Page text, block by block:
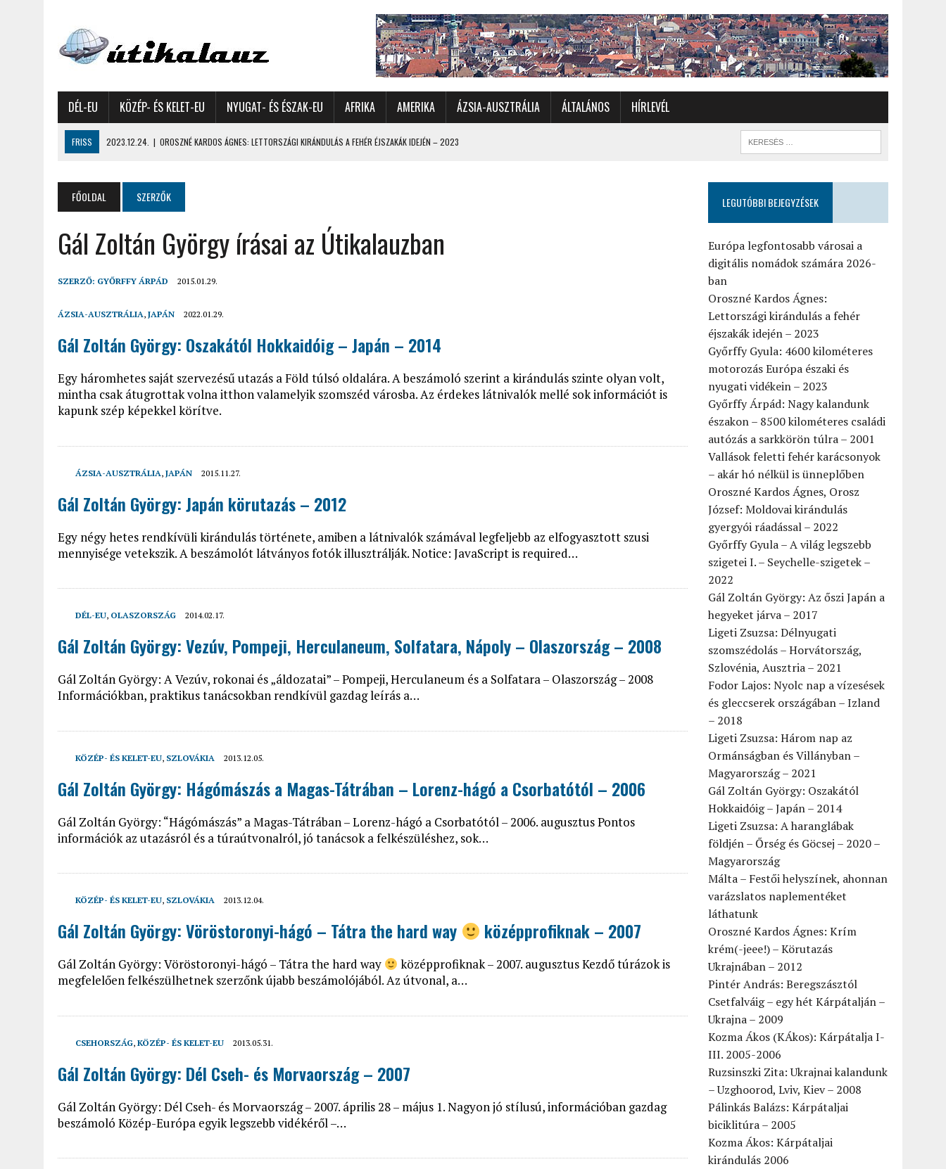
DÉL-EU KÖZÉP- ÉS KELET-EU NYUGAT- ÉS ÉSZAK-EU AFRIKA AMERIKA ÁZSIA-AUSZTRÁLIA ÁLTALÁNOS HÍRLEVÉL
FRISS 2023.12.24. | OROSZNÉ KARDOS ÁGNES: LETTORSZÁGI KIRÁNDULÁS A FEHÉR ÉJSZAKÁK IDEJÉN – 2023
2023.11.17.
GYŐRFFY ÁRPÁD: NAGY KALANDUNK ÉSZAKON – 8500 KILOMÉTERES CSALÁDI AUTÓZÁS A SARKKÖRÖN TÚLRA – 2001
2022.12.21. | VALLÁSOK FELETTI FEHÉR KARÁCSONYOK – AKÁR HÓ NÉLKÜL IS ÜNNEPLŐBEN
2022.12.11.
OROSZNÉ KARDOS ÁGNES, OROSZ JÓZSEF: MOLDOVAI KIRÁNDULÁS GYERGYÓI RÁADÁSSAL – 2022
2022.03.08. | GYŐRFFY GYULA – A VILÁG LEGSZEBB SZIGETEI I. – SEYCHELLE-SZIGETEK – 2022
2022.02.26. | GÁL ZOLTÁN GYÖRGY: AZ ŐSZI JAPÁN A HEGYEKET JÁRVA – 2017
2026.04.01. | EURÓPA LEGFONTOSABB VÁROSAI A DIGITÁLIS NOMÁDOK SZÁMÁRA 2026-BAN
FŐOLDAL SZERZŐK
Gál Zoltán György írásai az Útikalauzban
SZERZŐ: GYŐRFFY ÁRPÁD 2015.01.29.
ÁZSIA-AUSZTRÁLIA, JAPÁN 2022.01.29.
Gál Zoltán György: Oszakától Hokkaidóig – Japán – 2014
Egy háromhetes saját szervezésű utazás a Föld túlsó oldalára. A beszámoló szerint a kirándulás szinte olyan volt,
mintha csak átugrottak volna itthon valamelyik szomszéd városba. Az érdekes látnivalók mellé sok információt is
kapunk szép képekkel körítve.
ÁZSIA-AUSZTRÁLIA, JAPÁN 2015.11.27.
Gál Zoltán György: Japán körutazás – 2012
Egy négy hetes rendkívüli kirándulás története, amiben a látnivalók számával legfeljebb az elfogyasztott szusi
mennyisége vetekszik. A beszámolót látványos fotók illusztrálják. Notice: JavaScript is required…
DÉL-EU, OLASZORSZÁG 2014.02.17.
Gál Zoltán György: Vezúv, Pompeji, Herculaneum, Solfatara, Nápoly – Olaszország – 2008
Gál Zoltán György: A Vezúv, rokonai és „áldozatai” – Pompeji, Herculaneum és a Solfatara – Olaszország – 2008
Információkban, praktikus tanácsokban rendkívül gazdag leírás a…
KÖZÉP- ÉS KELET-EU, SZLOVÁKIA 2013.12.05.
Gál Zoltán György: Hágómászás a Magas-Tátrában – Lorenz-hágó a Csorbatótól – 2006
Gál Zoltán György: “Hágómászás” a Magas-Tátrában – Lorenz-hágó a Csorbatótól – 2006. augusztus Pontos
információk az utazásról és a túraútvonalról, jó tanácsok a felkészüléshez, sok…
KÖZÉP- ÉS KELET-EU, SZLOVÁKIA 2013.12.04.
Gál Zoltán György: Vöröstoronyi-hágó – Tátra the hard way középprofiknak – 2007
Gál Zoltán György: Vöröstoronyi-hágó – Tátra the hard way
középprofiknak – 2007. augusztus Kezdő túrázok is
megfelelően felkészülhetnek szerzőnk újabb beszámolójából. Az útvonal, a…
CSEHORSZÁG, KÖZÉP- ÉS KELET-EU 2013.05.31.
Gál Zoltán György: Dél Cseh- és Morvaország – 2007
Gál Zoltán György: Dél Cseh- és Morvaország – 2007. április 28 – május 1. Nagyon jó stílusú, információban gazdag
beszámoló Közép-Európa egyik legszebb vidékéről –…
LEGUTÓBBI BEJEGYZÉSEK
Európa legfontosabb városai a
digitális nomádok számára 2026-
ban
Oroszné Kardos Ágnes:
Lettországi kirándulás a fehér
éjszakák idején – 2023
Győrffy Gyula: 4600 kilométeres
motorozás Európa északi és
nyugati vidékein – 2023
Győrffy Árpád: Nagy kalandunk
északon – 8500 kilométeres családi
autózás a sarkkörön túlra – 2001
Vallások feletti fehér karácsonyok
– akár hó nélkül is ünneplőben
Oroszné Kardos Ágnes, Orosz
József: Moldovai kirándulás
gyergyói ráadással – 2022
Győrffy Gyula – A világ legszebb
szigetei I. – Seychelle-szigetek –
2022
Gál Zoltán György: Az őszi Japán a
hegyeket járva – 2017
Ligeti Zsuzsa: Délnyugati
szomszédolás – Horvátország,
Szlovénia, Ausztria – 2021
Fodor Lajos: Nyolc nap a vízesések
és gleccserek országában – Izland
– 2018
Ligeti Zsuzsa: Három nap az
Ormánságban és Villányban –
Magyarország – 2021
Gál Zoltán György: Oszakától
Hokkaidóig – Japán – 2014
Ligeti Zsuzsa: A haranglábak
földjén – Őrség és Göcsej – 2020 –
Magyarország
Málta – Festői helyszínek, ahonnan
varázslatos naplementéket
láthatunk
Oroszné Kardos Ágnes: Krím
krém(-jeee!) – Körutazás
Ukrajnában – 2012
Pintér András: Beregszásztól
Csetfalváig – egy hét Kárpátalján –
Ukrajna – 2009
Kozma Ákos (KÁkos): Kárpátalja I-
III. 2005-2006
Ruzsinszki Zita: Ukrajnai kalandunk
– Uzghoorod, Lviv, Kiev – 2008
Pálinkás Balázs: Kárpátaljai
biciklitúra – 2005
Kozma Ákos: Kárpátaljai
kirándulás 2006